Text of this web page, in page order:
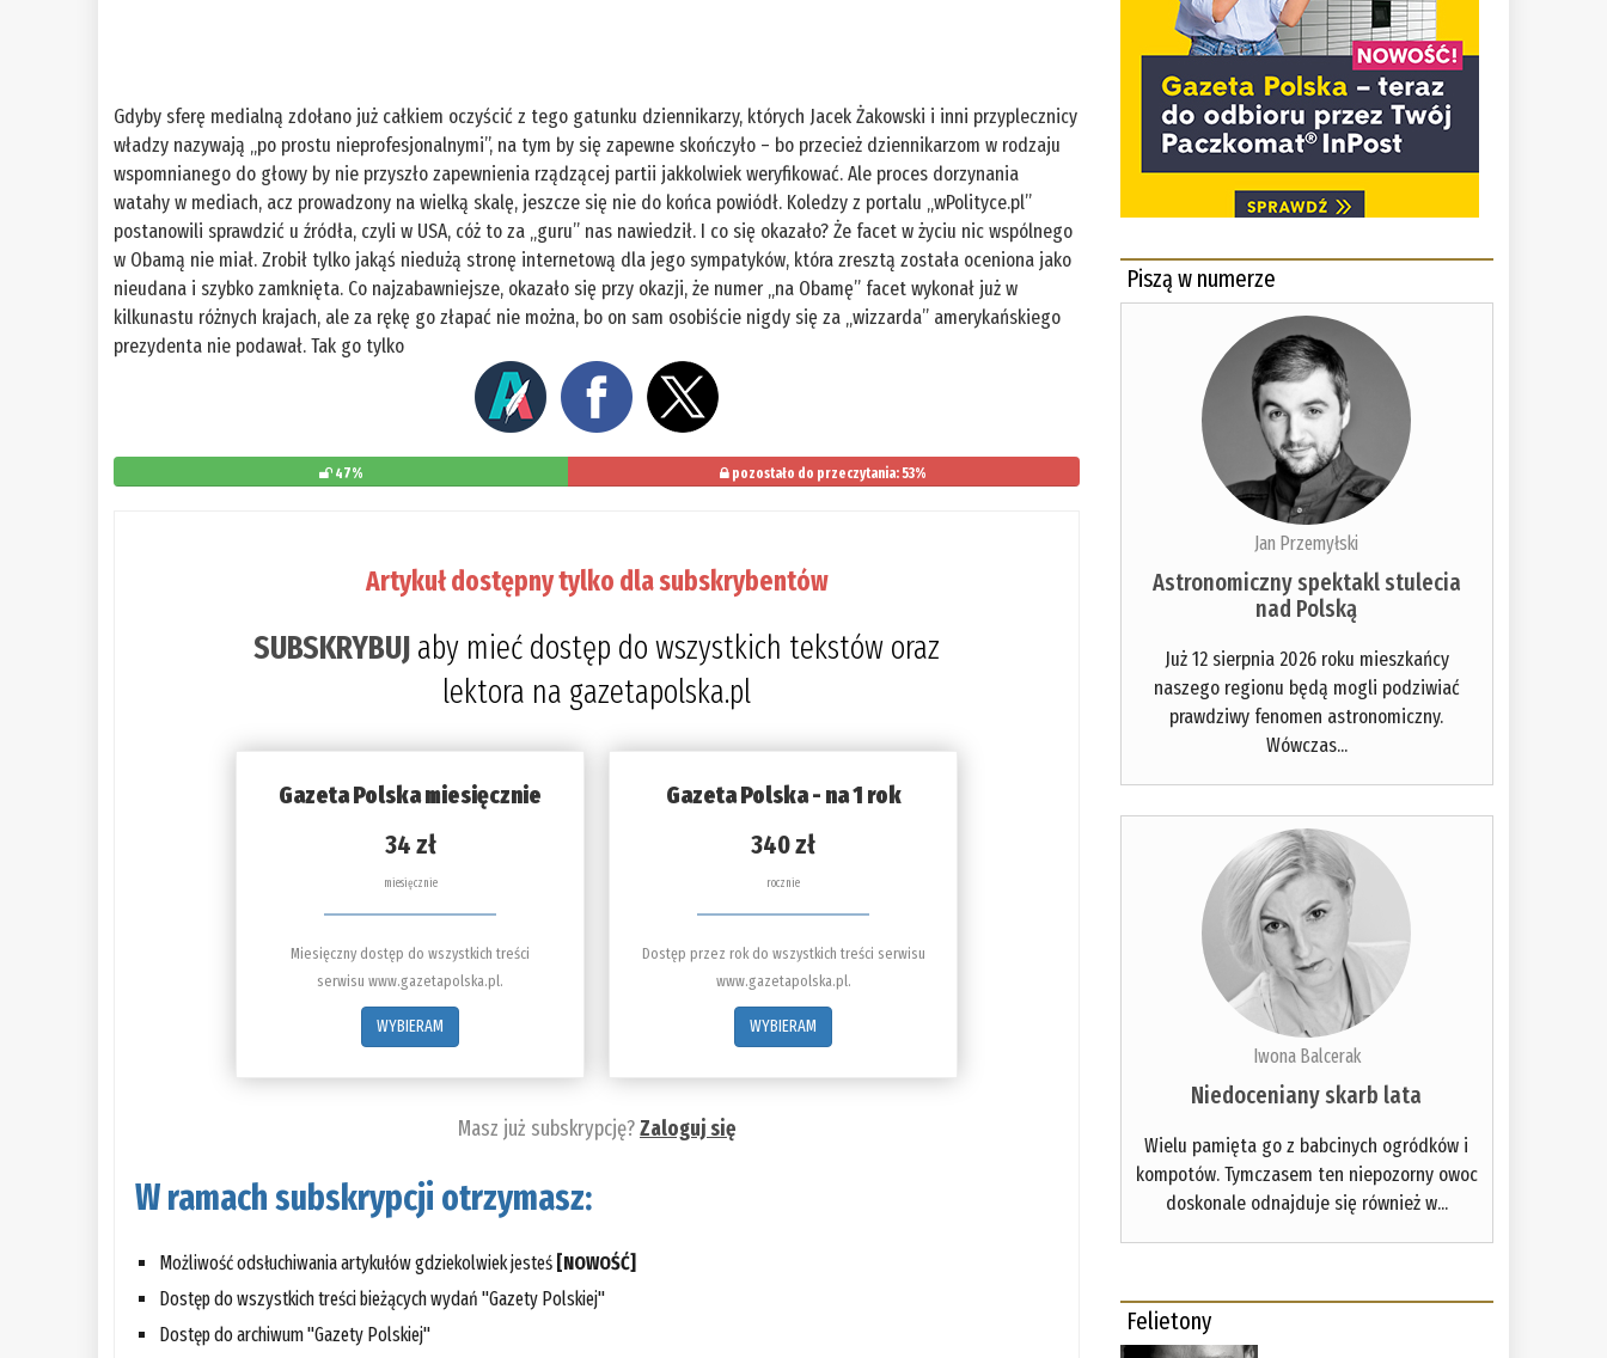
Gdyby sferę medialną zdołano już całkiem oczyścić z tego gatunku dziennikarzy, których Jacek Żakowski i inni przyplecznicy
władzy nazywają „po prostu nieprofesjonalnymi”, na tym by się zapewne skończyło – bo przecież dziennikarzom w rodzaju
wspomnianego do głowy by nie przyszło zapewnienia rządzącej partii jakkolwiek weryfikować. Ale proces dorzynania
watahy w mediach, acz prowadzony na wielką skalę, jeszcze się nie do końca powiódł. Koledzy z portalu „wPolityce.pl”
postanowili sprawdzić u źródła, czyli w USA, cóż to za „guru” nas nawiedził. I co się okazało? Że facet w życiu nic wspólnego
w Obamą nie miał. Zrobił tylko jakąś niedużą stronę internetową dla jego sympatyków, która zresztą została oceniona jako
nieudana i szybko zamknięta. Co najzabawniejsze, okazało się przy okazji, że numer „na Obamę” facet wykonał już w
kilkunastu różnych krajach, ale za rękę go złapać nie można, bo on sam osobiście nigdy się za „wizzarda” amerykańskiego
prezydenta nie podawał. Tak go tylko
47% pozostało do przeczytania: 53%
Artykuł dostępny tylko dla subskrybentów
SUBSKRYBUJ aby mieć dostęp do wszystkich tekstów oraz
lektora na gazetapolska.pl
Gazeta Polska miesięcznie
34 zł
miesięcznie
Miesięczny dostęp do wszystkich treści
serwisu www.gazetapolska.pl.
WYBIERAM
Gazeta Polska - na 1 rok
340 zł
rocznie
Dostęp przez rok do wszystkich treści serwisu
www.gazetapolska.pl.
WYBIERAM
Masz już subskrypcję?Zaloguj się
W ramach subskrypcji otrzymasz:
Możliwość odsłuchiwania artykułów gdziekolwiek jesteś [NOWOŚĆ]
Dostęp do wszystkich treści bieżących wydań "Gazety Polskiej"
Dostęp do archiwum "Gazety Polskiej"
Piszą w numerze
Jan Przemyłski
Astronomiczny spektakl stulecia
nad Polską
Już 12 sierpnia 2026 roku mieszkańcy
naszego regionu będą mogli podziwiać
prawdziwy fenomen astronomiczny.
Wówczas...
Iwona Balcerak
Niedoceniany skarb lata
Wielu pamięta go z babcinych ogródków i
kompotów. Tymczasem ten niepozorny owoc
doskonale odnajduje się również w...
Felietony